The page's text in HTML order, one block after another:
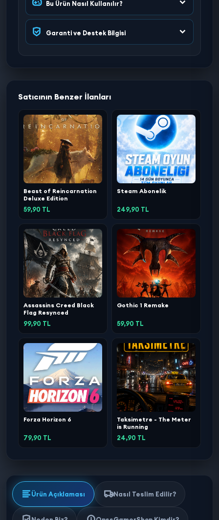
Bu Ürün Nasıl Kullanılır?
Garanti ve Destek Bilgisi
Satıcının Benzer İlanları
Beast of Reincarnation
Deluxe Edition
59,90 TL
Steam Abonelik
249,90 TL
Assassins Creed Black
Flag Resynced
99,90 TL
Gothic 1 Remake
59,90 TL
Forza Horizon 6
79,90 TL
Taksimetre - The Meter
is Running
24,90 TL
Ürün Açıklaması Nasıl Teslim Edilir?